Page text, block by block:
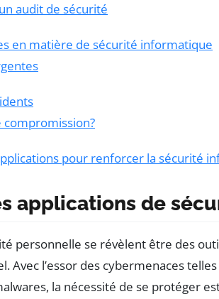
audit de sécurité
en matière de sécurité informatique
compromission?
pour renforcer la sécurité
applications de
personnelle se révèlent être des
Avec l’essor des cybermenaces
la nécessité de se protéger